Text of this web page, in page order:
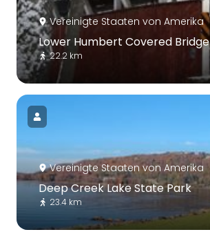
Vereinigte Staaten von Amerika
Lower Humbert Covered Bridge
22.2 km
Vereinigte Staaten von Amerika
Deep Creek Lake State Park
23.4 km